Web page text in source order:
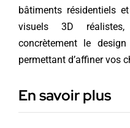
bâtiments résidentiels
visuels 3D
concrètement le
permettant d’affiner vos
En savoir plus